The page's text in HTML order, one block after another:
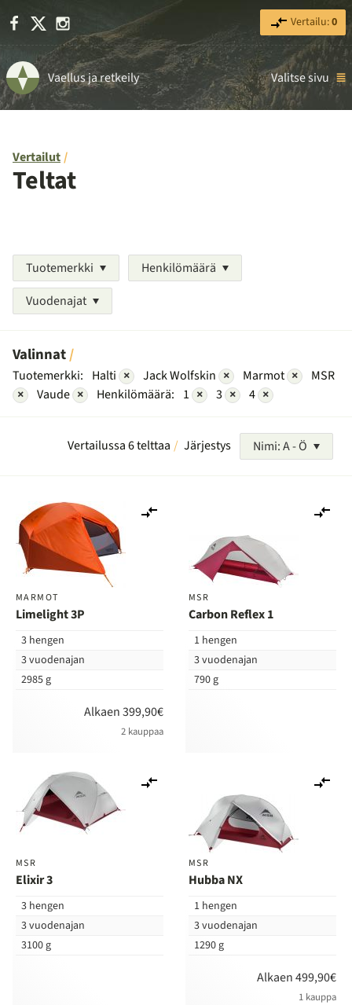
Facebook Instagram Vertailu:0
Vaellus ja retkeily Valitse sivu
Vertailut
Teltat
Tuotemerkki
Henkilömäärä
Vuodenajat
Valinnat
Tuotemerkki: Halti × Jack Wolfskin × Marmot ×
MSR
×
Vaude × Henkilömäärä: 1 × 3 × 4 ×
Vertailussa 6 telttaa Järjestys Nimi: A - Ö
MARMOT
Limelight 3P
3 hengen
3 vuodenajan
2985 g
Alkaen 399,90€
2 kauppaa
MSR
Carbon Reflex 1
1 hengen
3 vuodenajan
790 g
MSR
Elixir 3
3 hengen
3 vuodenajan
3100 g
MSR
Hubba NX
1 hengen
3 vuodenajan
1290 g
Alkaen 499,90€
1 kauppa